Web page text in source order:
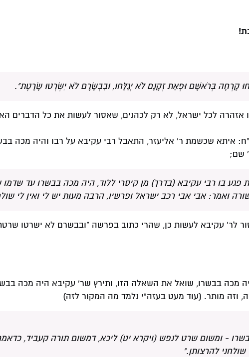
קָרְחָה בְּרֹאשָׁם וּפְאַת זְקָנָם לֹא יְגַלֵּחוּ, וּבִבְשָׂרָם לֹא יִשְׂרְטוּ שָׂרָטֶת".
אזהרה לכל ישראל, לא רק לכהנים, שאסור לעשות את כל הדברים
איתא שכשמת ר' אליעזר, התאבל רבי עקיבא על רבו והיה מכה
שם;
פגע בו רבי עקיבא (בדרך) מן קיסרי ללוד, היה מכה בבשרו עד
ואמר: אבי אבי רכב ישראל ופרשיו, הרבה מעות יש לי ואין לי
לר' עקיבא לעשות כן, שהרי כתוב בפרשה "ובבשרם לא ישרטו
מכה בבשרו, שואל את השאלה הזו, ותירץ שר' עקיבא היה מכה
וזה מותר. (עוד מעט בעזה"י נלמד מה המקור לזה)
- ומשום שרט לנפש (ויקרא יט) ליכא, דמשום תורה קעביד,
שולחני להרצותן."